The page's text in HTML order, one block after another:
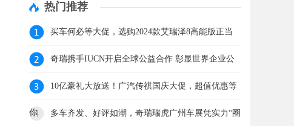
热门推荐
买车何必等大促，选购2024款艾瑞泽8高能版正当
奇瑞携手IUCN开启全球公益合作 彰显世界企业公
10亿豪礼大放送！广汽传祺国庆大促，超值优惠等
你 多车齐发、好评如潮，奇瑞瑞虎广州车展凭实力“圈